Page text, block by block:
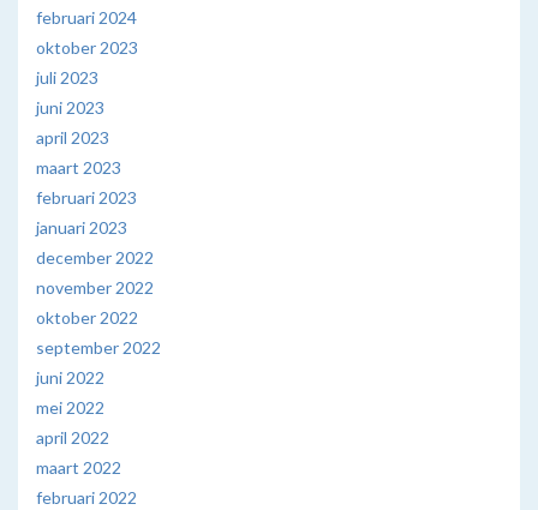
februari 2024
oktober 2023
juli 2023
juni 2023
april 2023
maart 2023
februari 2023
januari 2023
december 2022
november 2022
oktober 2022
september 2022
juni 2022
mei 2022
april 2022
maart 2022
februari 2022